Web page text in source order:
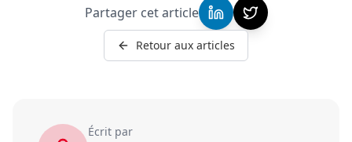
Partager cet article
Retour aux articles
Écrit par